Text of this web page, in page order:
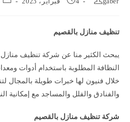
تنظيف منازل بالقصيم
يبحث الكثير منا عن شركة تنظيف منازل
النظافة المطلوبة باستخدام أدوات
خلال فنيون لها خبرات طويلة بالمجال
والفنادق والفلل والمساجد مع إمكانية
شركة تنظيف منازل بالقصيم